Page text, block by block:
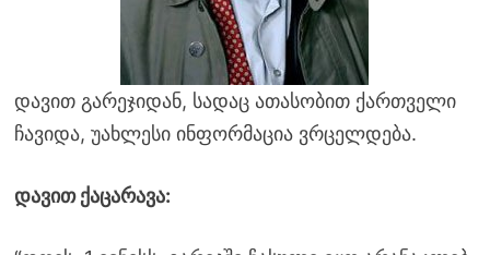
დავით გარეჯიდან, სადაც ათასობით ქართველი
ჩავიდა, უახლესი ინფორმაცია ვრცელდება.
დავით ქაცარავა: